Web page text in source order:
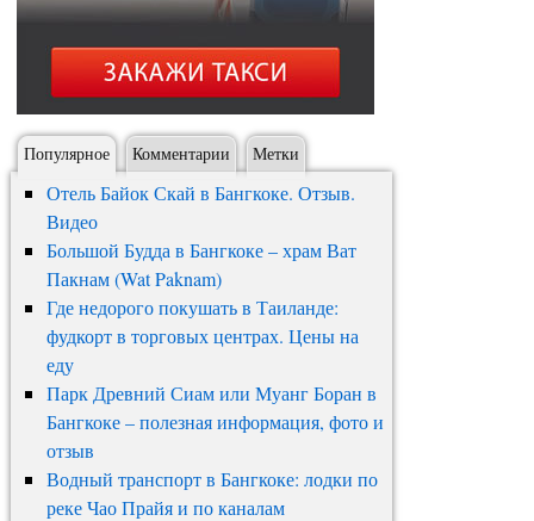
Популярное Комментарии Метки
Отель Байок Скай в Бангкоке. Отзыв.
Видео
Большой Будда в Бангкоке – храм Ват
Пакнам (Wat Paknam)
Где недорого покушать в Таиланде:
фудкорт в торговых центрах. Цены на
еду
Парк Древний Сиам или Муанг Боран в
Бангкоке – полезная информация, фото и
отзыв
Водный транспорт в Бангкоке: лодки по
реке Чао Прайя и по каналам